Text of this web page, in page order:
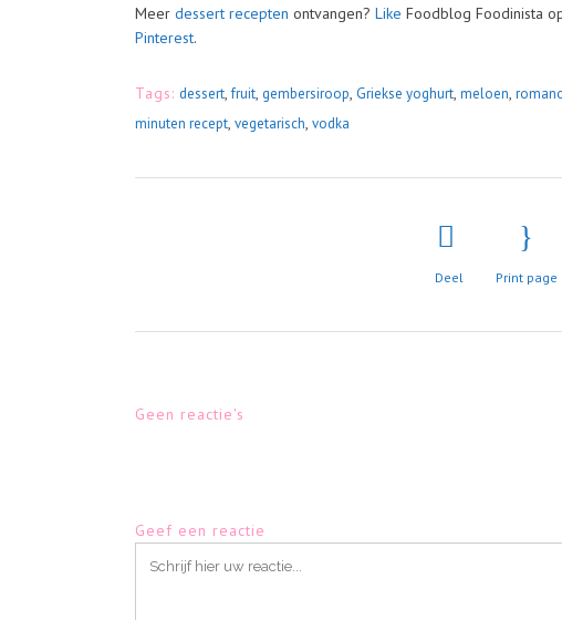
Meer dessert recepten ontvangen? Like Foodblog Foodinista
Pinterest.
Tags: dessert,fruit, gembersiroop, Griekse yoghurt, meloen,
minuten recept, vegetarisch, vodka
Deel Print page
Geen reactie's
Geef een reactie